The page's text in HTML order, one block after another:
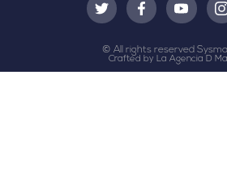
© All rights reserved
Crafted by La Agencia D